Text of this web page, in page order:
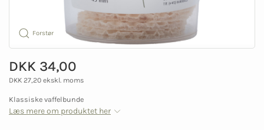
Forstør
DKK 34,00
DKK 27,20 ekskl. moms
Klassiske vaffelbunde
Læs mere om produktet her